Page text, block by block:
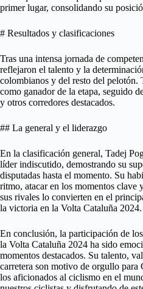
primer lugar, consolidando su
# Resultados y clasificaciones
Tras una intensa jornada de
reflejaron el talento y la
colombianos y del resto del pelotón.
como ganador de la etapa, seguido
y otros corredores destacados.
## La general y el liderazgo
En la clasificación general, Tadej
líder indiscutido, demostrando su
disputadas hasta el momento. Su
ritmo, atacar en los momentos clave
sus rivales lo convierten en el
la victoria en la Volta Cataluña 2024.
En conclusión, la participación de
la Volta Cataluña 2024 ha sido
momentos destacados. Su talento,
carretera son motivo de orgullo para
los aficionados al ciclismo en el